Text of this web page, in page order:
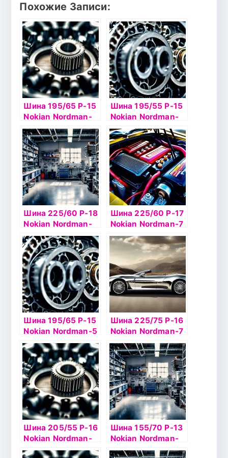
Похожие Записи:
Шина 195/65 Р-15
Nokian Nordman-
SX2 91H б/к
Шина 195/55 Р-15
Nokian Nordman-
SX2 89Н б/к
Шина 225/60 Р-18
Nokian Nordman-
RS2 SUV 104 R
Шина 225/60 Р-17
Nokian Nordman-7
SUV 103T б/к ш
Шина 195/65 Р-15
Nokian Nordman-5
95T б/к шип
Шина 225/75 Р-16
Nokian Nordman-7
SUV 108T б/к ш
Шина 205/55 Р-16
Nokian Nordman-
SZ 94W б/к
Шина 155/70 Р-13
Nokian Nordman-
SX2 75T б/к